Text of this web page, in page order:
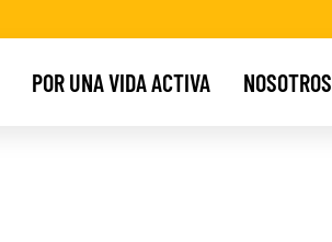
POR UNA VIDA ACTIVA NOSOTROS